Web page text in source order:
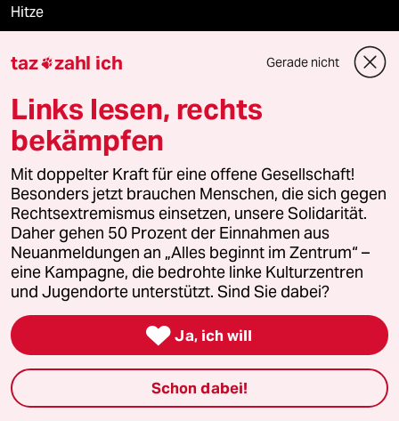
Hitze
Bergsteigen
USA unter Trump
Katzen
Landtagswahl in Sachsen-Anhalt
Ceuta
Hitze
Verlag
Aktuelles
taz zahl ich Gerade nicht
Links lesen, rechts
bekämpfen
Mit doppelter Kraft für eine offene Gesellschaft!
Besonders jetzt brauchen Menschen, die sich gegen
Rechtsextremismus einsetzen, unsere Solidarität.
Daher gehen 50 Prozent der Einnahmen aus
Neuanmeldungen an „Alles beginnt im Zentrum“ –
eine Kampagne, die bedrohte linke Kulturzentren
und Jugendorte unterstützt. Sind Sie dabei?
 Ja, ich will
Schon dabei!